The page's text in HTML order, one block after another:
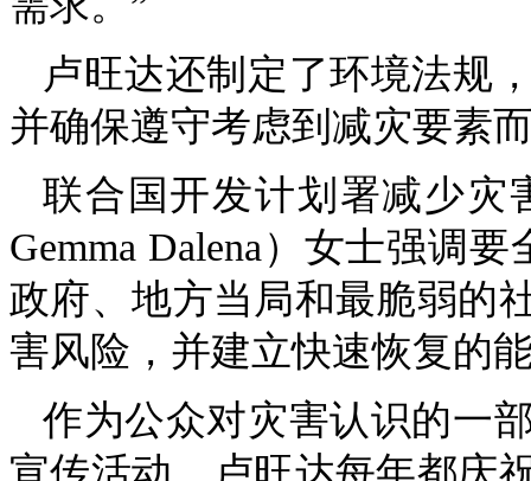
卢旺达还制定了环境法规
并确保遵守考虑到减灾要素
联合国开发计划署减少灾
Gemma Dalena）女士强调
政府、地方当局和最脆弱的
害风险，并建立快速恢复的
作为公众对灾害认识的一
宣传活动。卢旺达每年都庆